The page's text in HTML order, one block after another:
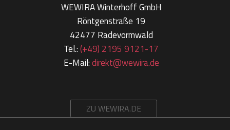
WEWIRA Winterhoff GmbH
Röntgenstraße 19
42477 Radevormwald
Tel.:(+49) 2195 9121-17
E-Mail:direkt@wewira.de
ZU WEWIRA.DE